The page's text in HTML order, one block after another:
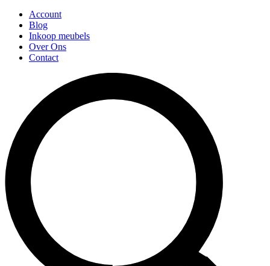
Account
Blog
Inkoop meubels
Over Ons
Contact